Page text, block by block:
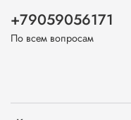
+79059056171
По всем вопросам